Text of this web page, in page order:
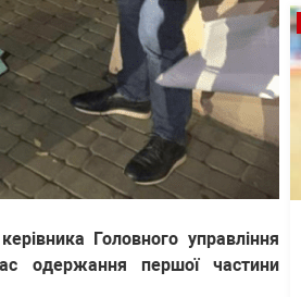
Головного управління
одержання першої частини